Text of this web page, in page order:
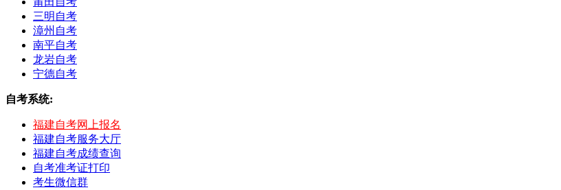
三明自考
漳州自考
南平自考
龙岩自考
宁德自考
自考系统:
福建自考网上报名
福建自考服务大厅
福建自考成绩查询
自考准考证打印
考生微信群